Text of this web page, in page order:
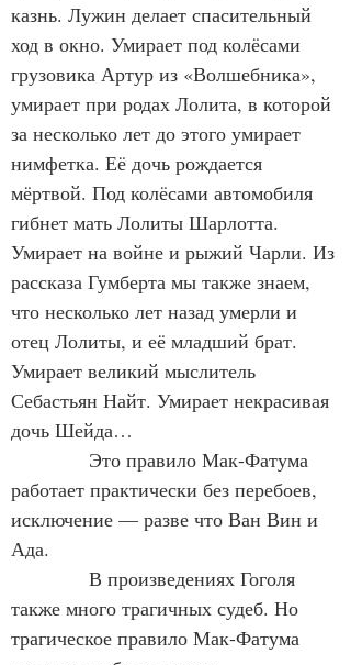
казнь. Лужин делает спасительный
ход в окно. Умирает под колёсами
грузовика Артур из «Волшебника»,
умирает при родах Лолита, в которой
за несколько лет до этого умирает
нимфетка. Её дочь рождается
мёртвой. Под колёсами автомобиля
гибнет мать Лолиты Шарлотта.
Умирает на войне и рыжий Чарли. Из
рассказа Гумберта мы также знаем,
что несколько лет назад умерли и
отец Лолиты, и её младший брат.
Умирает великий мыслитель
Себастьян Найт. Умирает некрасивая
дочь Шейда…
Это правило Мак-Фатума
работает практически без перебоев,
исключение — разве что Ван Вин и
Ада.
В произведениях Гоголя
также много трагичных судеб. Но
трагическое правило Мак-Фатума